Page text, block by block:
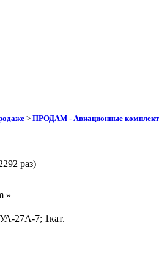
> ПРОДАМ - Авиационные
раз)
»
27А-7; 1кат.